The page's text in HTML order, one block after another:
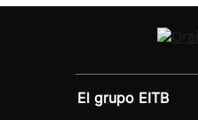
El grupo EITB